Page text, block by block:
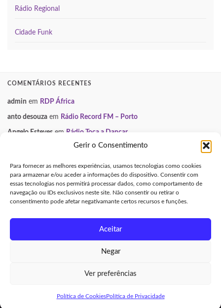
Gerir o Consentimento
Para fornecer as melhores experiências, usamos tecnologias como cookies
para armazenar e/ou aceder a informações do dispositivo. Consentir com
essas tecnologias nos permitirá processar dados, como comportamento de
navegação ou IDs exclusivos neste site. Não consentir ou retirar o
consentimento pode afetar negativamante certos recursos e funções.
Aceitar
Negar
Ver preferências
Política de CookiesPolítica de Privacidade
Rádio Regional
Cidade Funk
COMENTÁRIOS RECENTES
admin em RDP África
anto desouza em Rádio Record FM – Porto
Angelo Esteves em Rádio Toca a Dançar
Smooth FM
Neuza Gondomar Mix
INFORMAÇÃO LEGAL
Política de Privacidade
Política de Cookies (UE)